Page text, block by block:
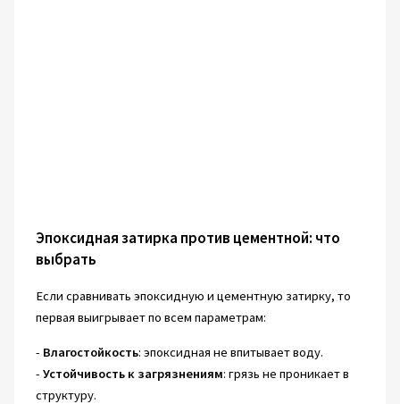
Эпоксидная затирка против цементной: что
выбрать
Если сравнивать эпоксидную и цементную затирку, то
первая выигрывает по всем параметрам:
- Влагостойкость: эпоксидная не впитывает воду.
- Устойчивость к загрязнениям: грязь не проникает в
структуру.